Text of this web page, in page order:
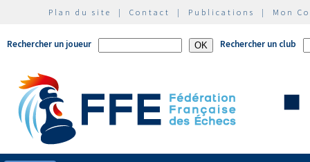
Plan du site | Contact | Publications | Mon
Rechercher un joueur Rechercher un club